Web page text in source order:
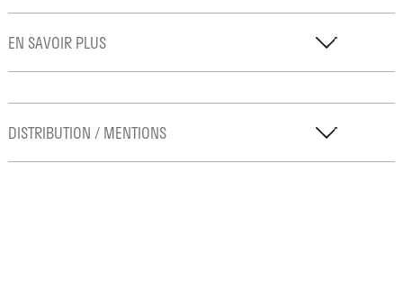
EN SAVOIR PLUS
l’Essieu du Batut.
DISTRIBUTION / MENTIONS